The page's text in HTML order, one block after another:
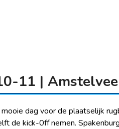
11 |
dag voor de plaatselijk
de kick-0ff nemen.